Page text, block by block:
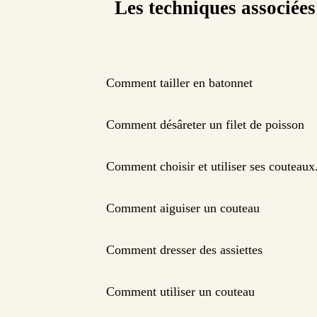
Les techniques associées
Comment tailler en batonnet
Comment désâreter un filet de poisson
Comment choisir et utiliser ses
Comment aiguiser un couteau
Comment dresser des assiettes
Comment utiliser un couteau